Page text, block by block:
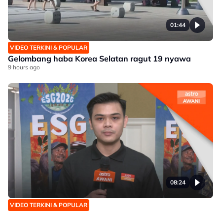
01:44
VIDEO TERKINI & POPULAR
Gelombang haba Korea Selatan ragut 19 nyawa
9 hours ago
08:24
VIDEO TERKINI & POPULAR